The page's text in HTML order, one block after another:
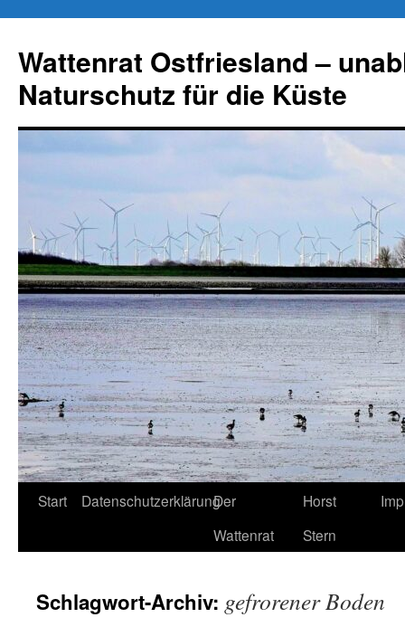
springen
Wattenrat Ostfriesland –
Naturschutz für die Küste
Start DatenschutzerklärungDer
Wattenrat
Horst
Stern
Schlagwort-Archiv: gefrorener Boden